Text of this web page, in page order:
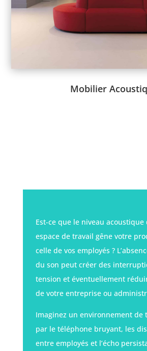
Mobilier
Est-ce que le niveau acoustique
espace de travail gêne votre
celle de vos employés ?
du son peut créer des
tension et éventuellement
de votre entreprise ou
Imaginez un environnement de
par le téléphone bruyant, les
entre employés et l’écho